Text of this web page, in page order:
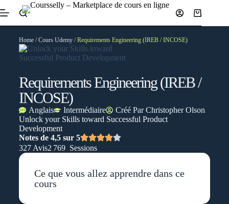
Home/Cours Udemy/ Requirements Engineering (IREB / INCOSE)
Requirements Engineering (IREB /
INCOSE)
Anglais Intermédiaire Créé ParChristopher Olson
Unlock your Skills toward Successful Product
Development
Notes de 4,5 sur 5
327 Avis2 769 Sessions
Ce que vous allez apprendre dans ce
cours